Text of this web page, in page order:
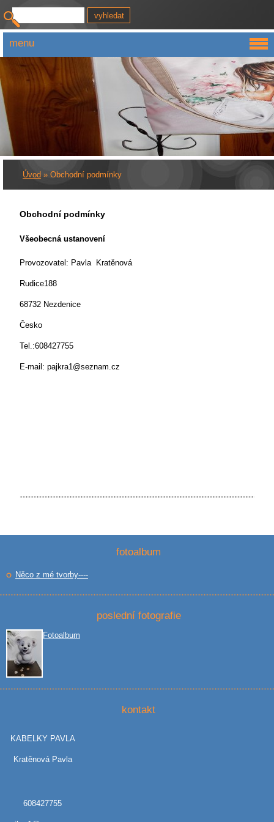
Úvod » Obchodní podmínky
Obchodní podmínky
Všeobecná ustanovení
Provozovatel: Pavla Kratěnová
Rudice188
68732 Nezdenice
Česko
Tel.:608427755
E-mail: pajkra1@seznam.cz
menu
fotoalbum
Něco z mé tvorby----
poslední fotografie
Fotoalbum
kontakt
KABELKY PAVLA
Kratěnová Pavla
608427755